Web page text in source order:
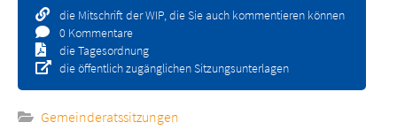
die Mitschrift der WIP, die Sie auch kommentieren können
0 Kommentare
die Tagesordnung
die öffentlich zugänglichen Sitzungsunterlagen
Gemeinderatssitzungen